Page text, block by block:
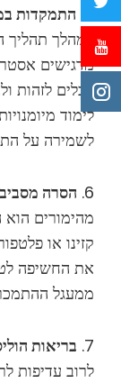
5. התמקדות
במהלך
מדגישים
בכלים לזהות
לימוד
לשמירה על
6. הסרה
מהימורים הוא
קזינו או
את החשיפה
ממעגל
7. בריאות
לרוב עדיפות